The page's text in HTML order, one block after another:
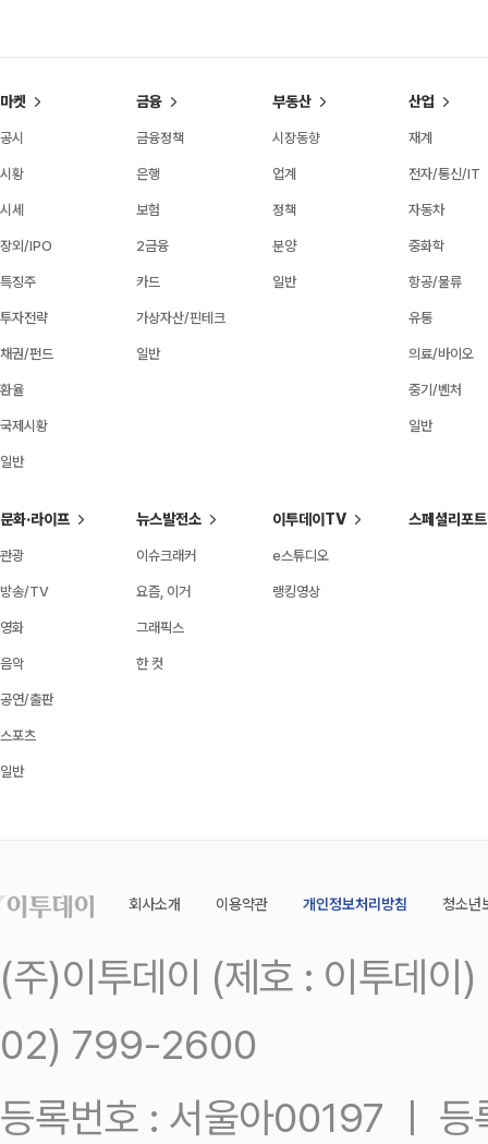
마켓
공시
시황
시세
장외/IPO
특징주
투자전략
채권/펀드
환율
국제시황
일반
금융
금융정책
은행
보험
2금융
카드
가상자산/핀테크
일반
부동산
시장동향
업계
정책
분양
일반
산업
재계
전자/통신/IT
자동차
중화학
항공/물류
유통
의료/바이오
중기/벤처
일반
문화·라이프
관광
방송/TV
영화
음악
공연/출판
스포츠
일반
뉴스발전소
이슈크래커
요즘, 이거
그래픽스
한 컷
이투데이TV
e스튜디오
랭킹영상
스페셜리포트
회사소개 이용약관 개인정보처리방침 청소년
(주)이투데이 (제호 : 이투데
02) 799-2600
등록번호 : 서울아00197 ㅣ